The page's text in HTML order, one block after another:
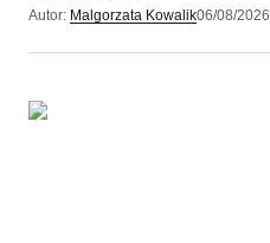
Autor: Malgorzata Kowalik06/08/2026